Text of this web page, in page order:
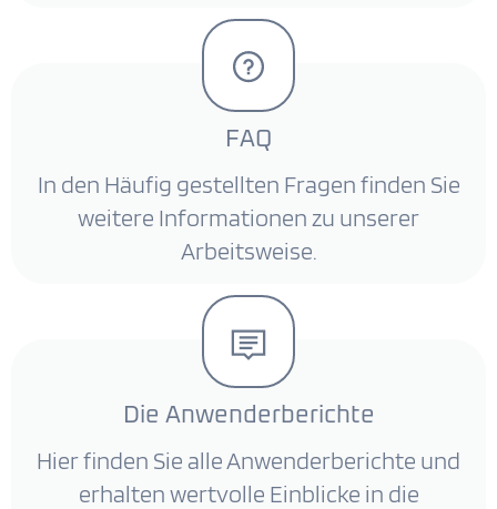
FAQ
In den Häufig gestellten Fragen finden Sie
weitere Informationen zu unserer
Arbeitsweise.
Die Anwenderberichte
Hier finden Sie alle Anwenderberichte und
erhalten wertvolle Einblicke in die